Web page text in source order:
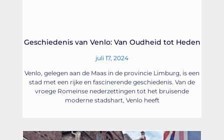
Geschiedenis van Venlo: Van Oudheid tot Heden
juli 17, 2024
Venlo, gelegen aan de Maas in de provincie Limburg, is een
stad met een rijke en fascinerende geschiedenis. Van de
vroege Romeinse nederzettingen tot het bruisende
moderne stadshart, Venlo heeft